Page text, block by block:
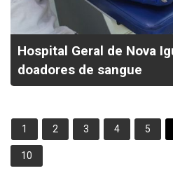
Hospital Geral de Nova
doadores de sangue
1 2 3 4 5
10